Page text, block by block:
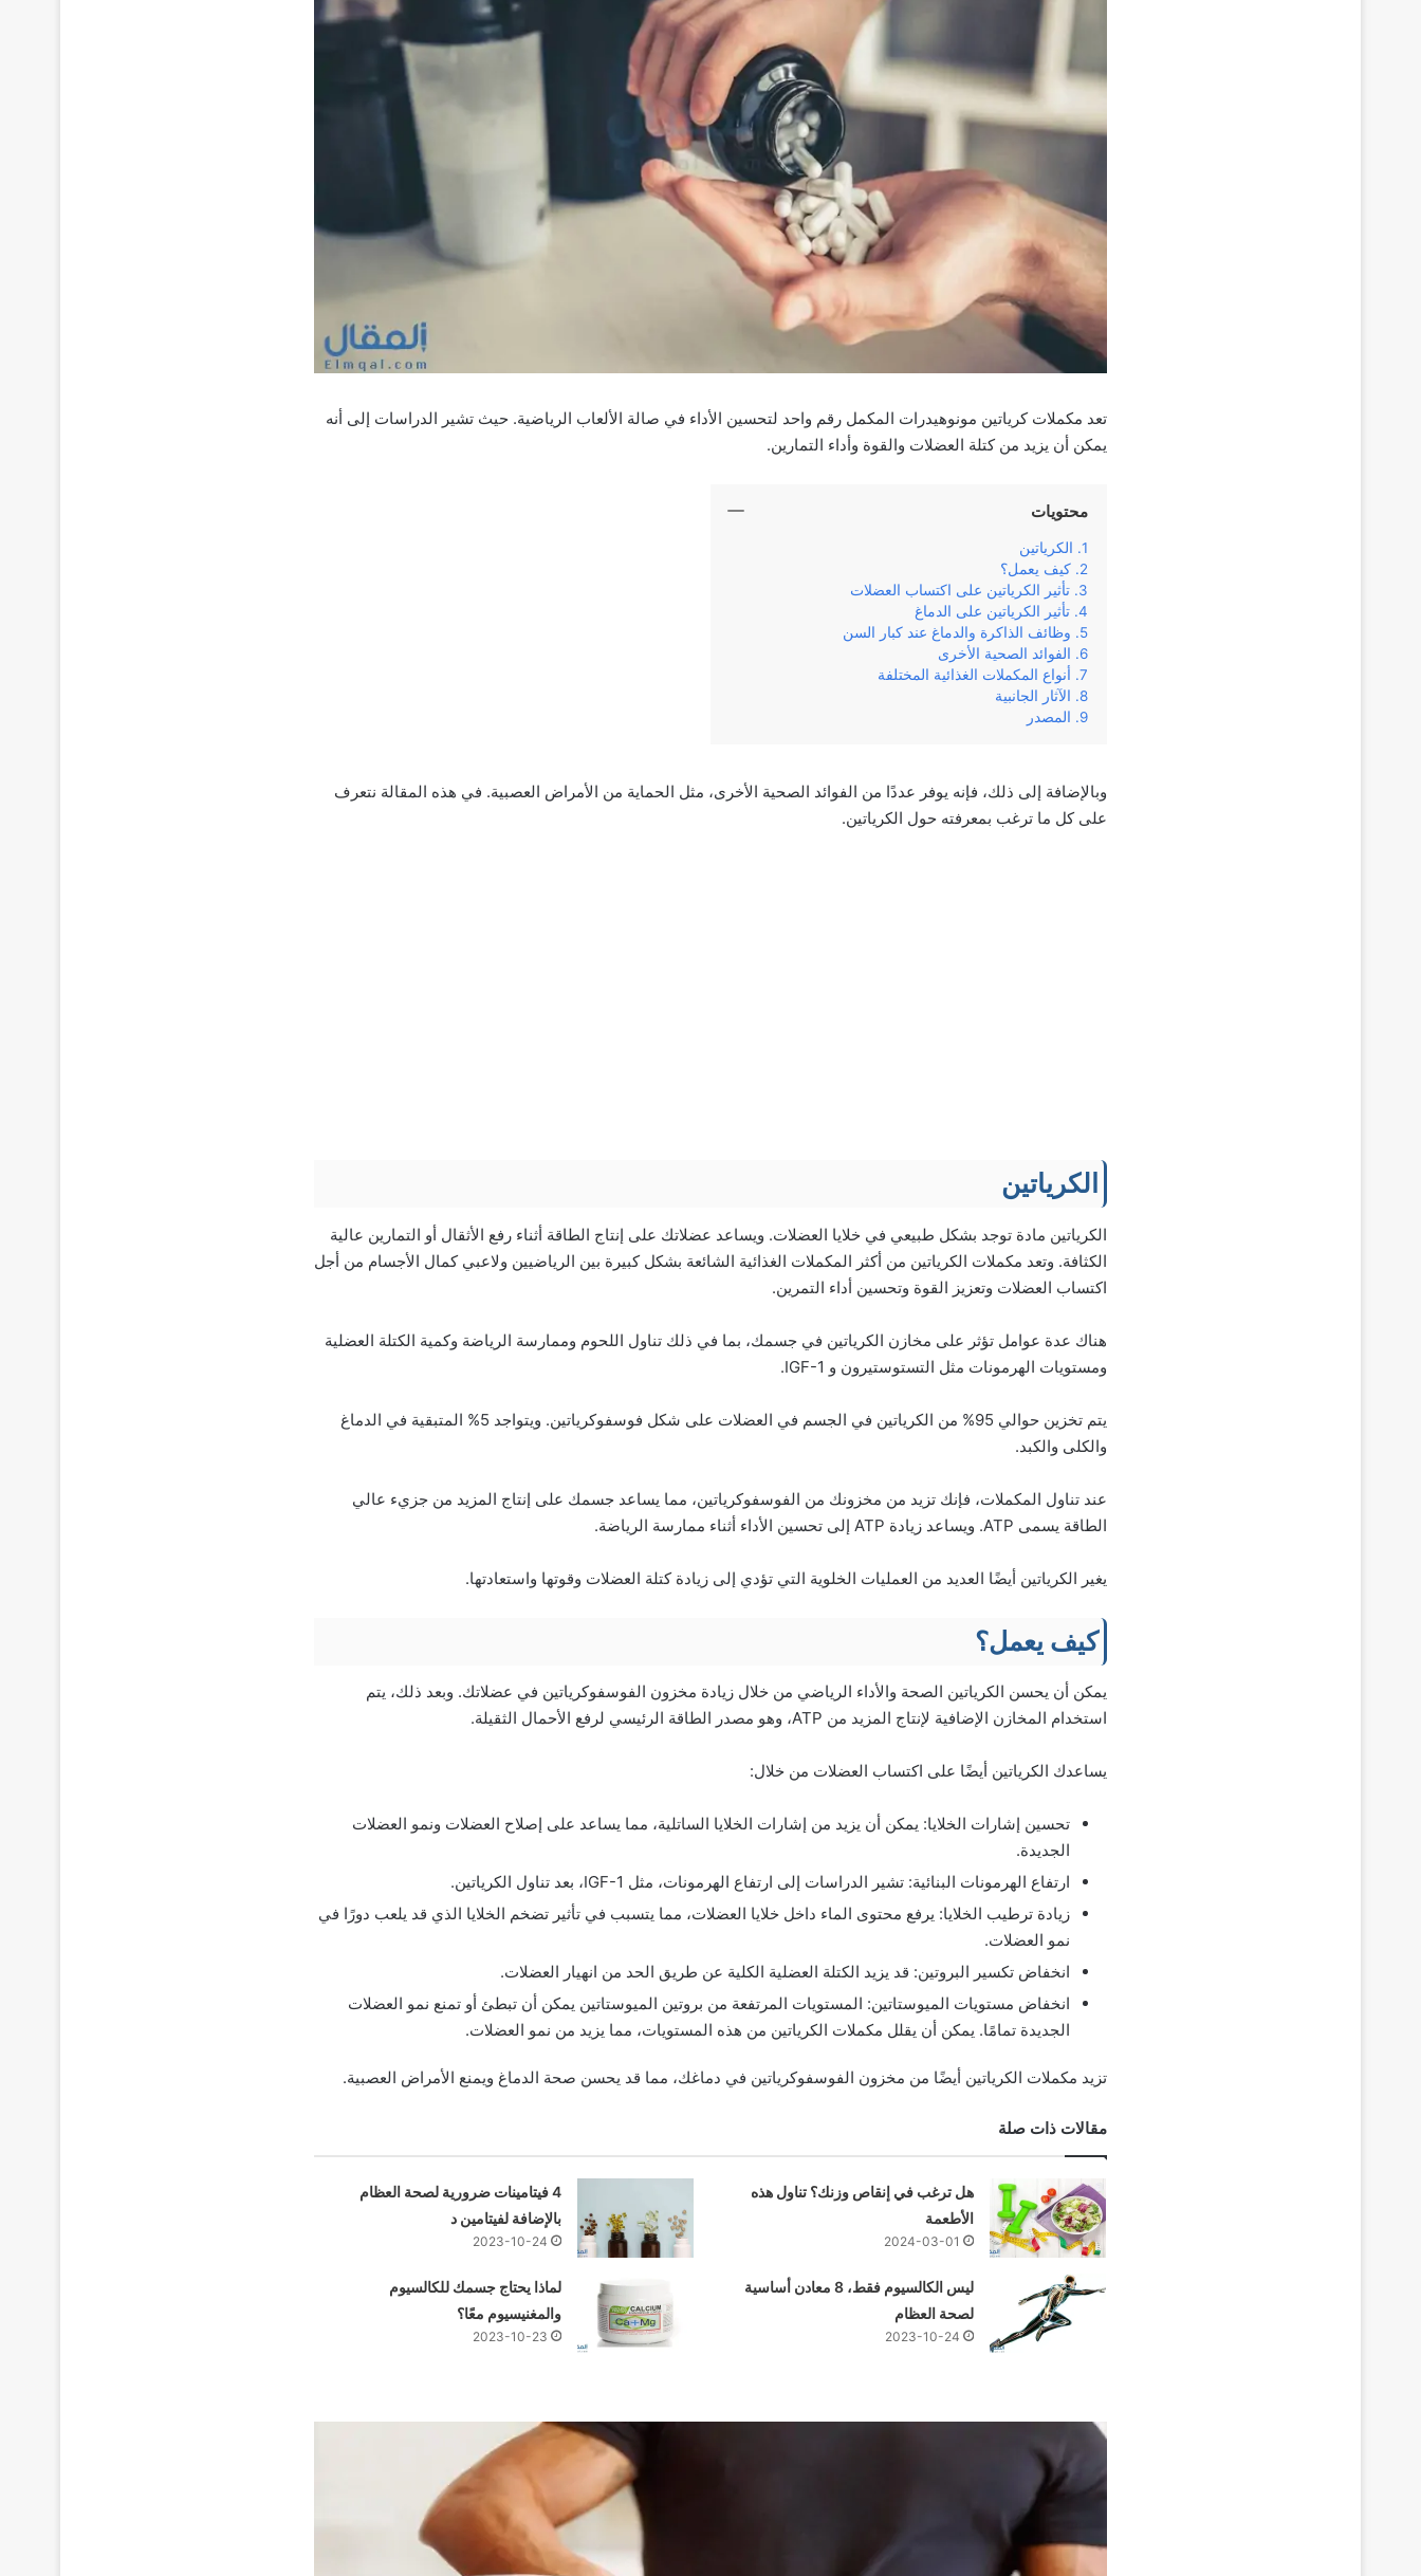
تعد مكملات كرياتين مونوهيدرات المكمل رقم واحد لتحسين الأداء في صالة الألعاب الرياضية. حيث تشير الدراسات إلى أنه
يمكن أن يزيد من كتلة العضلات والقوة وأداء التمارين.
محتويات
الكرياتين
كيف يعمل؟
تأثير الكرياتين على اكتساب العضلات
تأثير الكرياتين على الدماغ
وظائف الذاكرة والدماغ عند كبار السن
الفوائد الصحية الأخرى
أنواع المكملات الغذائية المختلفة
الآثار الجانبية
المصدر
وبالإضافة إلى ذلك، فإنه يوفر عددًا من الفوائد الصحية الأخرى، مثل الحماية من الأمراض العصبية. في هذه المقالة نتعرف
على كل ما ترغب بمعرفته حول الكرياتين.
الكرياتين
الكرياتين مادة توجد بشكل طبيعي في خلايا العضلات. ويساعد عضلاتك على إنتاج الطاقة أثناء رفع الأثقال أو التمارين عالية
الكثافة. وتعد مكملات الكرياتين من أكثر المكملات الغذائية الشائعة بشكل كبيرة بين الرياضيين ولاعبي كمال الأجسام من أجل
اكتساب العضلات وتعزيز القوة وتحسين أداء التمرين.
هناك عدة عوامل تؤثر على مخازن الكرياتين في جسمك، بما في ذلك تناول اللحوم وممارسة الرياضة وكمية الكتلة العضلية
ومستويات الهرمونات مثل التستوستيرون و IGF-1.
يتم تخزين حوالي 95% من الكرياتين في الجسم في العضلات على شكل فوسفوكرياتين. ويتواجد 5% المتبقية في الدماغ
والكلى والكبد.
عند تناول المكملات، فإنك تزيد من مخزونك من الفوسفوكرياتين، مما يساعد جسمك على إنتاج المزيد من جزيء عالي
الطاقة يسمى ATP. ويساعد زيادة ATP إلى تحسين الأداء أثناء ممارسة الرياضة.
يغير الكرياتين أيضًا العديد من العمليات الخلوية التي تؤدي إلى زيادة كتلة العضلات وقوتها واستعادتها.
كيف يعمل؟
يمكن أن يحسن الكرياتين الصحة والأداء الرياضي من خلال زيادة مخزون الفوسفوكرياتين في عضلاتك. وبعد ذلك، يتم
استخدام المخازن الإضافية لإنتاج المزيد من ATP، وهو مصدر الطاقة الرئيسي لرفع الأحمال الثقيلة.
يساعدك الكرياتين أيضًا على اكتساب العضلات من خلال:
تحسين إشارات الخلايا: يمكن أن يزيد من إشارات الخلايا الساتلية، مما يساعد على إصلاح العضلات ونمو العضلات
الجديدة.
ارتفاع الهرمونات البنائية: تشير الدراسات إلى ارتفاع الهرمونات، مثل IGF-1، بعد تناول الكرياتين.
زيادة ترطيب الخلايا: يرفع محتوى الماء داخل خلايا العضلات، مما يتسبب في تأثير تضخم الخلايا الذي قد يلعب دورًا في
نمو العضلات.
انخفاض تكسير البروتين: قد يزيد الكتلة العضلية الكلية عن طريق الحد من انهيار العضلات.
انخفاض مستويات الميوستاتين: المستويات المرتفعة من بروتين الميوستاتين يمكن أن تبطئ أو تمنع نمو العضلات
الجديدة تمامًا. يمكن أن يقلل مكملات الكرياتين من هذه المستويات، مما يزيد من نمو العضلات.
تزيد مكملات الكرياتين أيضًا من مخزون الفوسفوكرياتين في دماغك، مما قد يحسن صحة الدماغ ويمنع الأمراض العصبية.
مقالات ذات صلة
هل ترغب في إنقاص وزنك؟ تناول هذه
الأطعمة
2024-03-01
4 فيتامينات ضرورية لصحة العظام
بالإضافة لفيتامين د
2023-10-24
ليس الكالسيوم فقط، 8 معادن أساسية
لصحة العظام
2023-10-24
لماذا يحتاج جسمك للكالسيوم
والمغنيسيوم معًا؟
2023-10-23